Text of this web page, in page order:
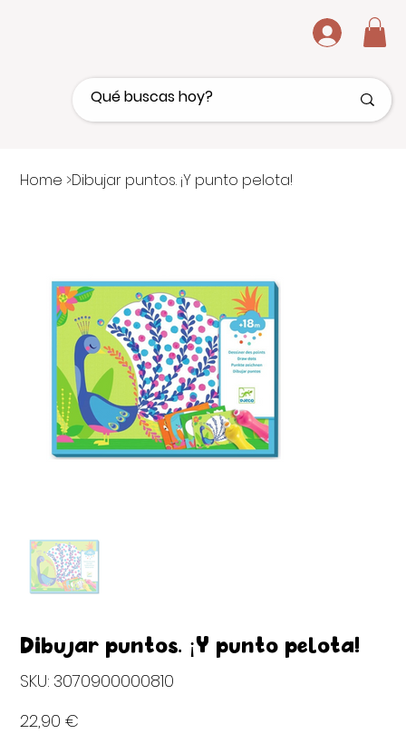
.
Home >Dibujar puntos. ¡Y punto pelota!
Dibujar puntos. ¡Y punto pelota!
SKU: 3070900000810
3070900000810
22,90 €